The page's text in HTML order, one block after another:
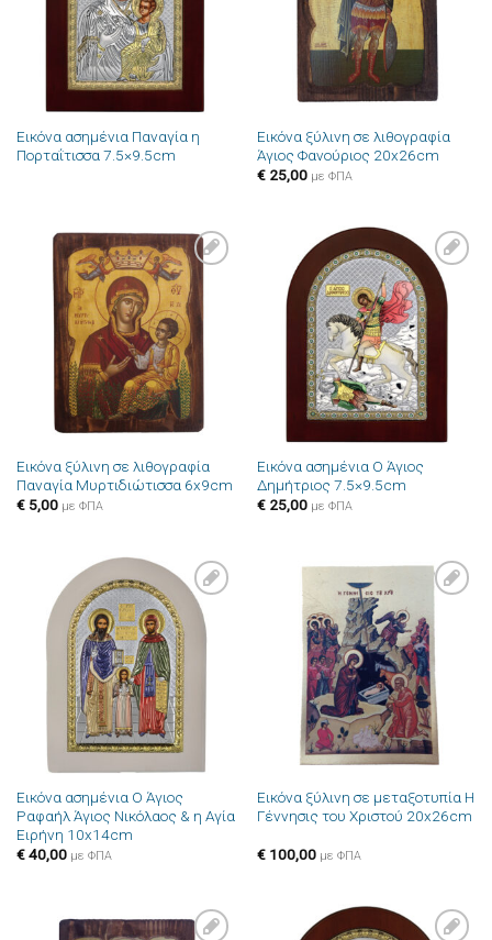
Εικόνα ασημένια Παναγία η
Πορταΐτισσα 7.5×9.5cm
Εικόνα ξύλινη σε λιθογραφία
Άγιος Φανούριος 20x26cm
€25,00 με ΦΠΑ
Πρόσθήκη
στην λίστα
επιθυμιών
Εικόνα ξύλινη σε λιθογραφία
Παναγία Μυρτιδιώτισσα 6x9cm
€5,00 με ΦΠΑ
Πρόσθήκη
στην λίστα
επιθυμιών
Εικόνα ασημένια Ο Άγιος
Δημήτριος 7.5×9.5cm
€25,00 με ΦΠΑ
Πρόσθήκη
στην λίστα
επιθυμιών
Εικόνα ασημένια Ο Άγιος
Ραφαήλ Άγιος Νικόλαος & η Αγία
Ειρήνη 10x14cm
€40,00 με ΦΠΑ
Πρόσθήκη
στην λίστα
επιθυμιών
Εικόνα ξύλινη σε μεταξοτυπία Η
Γέννησις του Χριστού 20x26cm
€100,00 με ΦΠΑ